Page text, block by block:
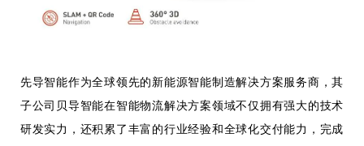
先导智能作为全球领先的新能源智能制造解决方案服务商，其
子公司贝导智能在智能物流解决方案领域不仅拥有强大的技术
研发实力，还积累了丰富的行业经验和全球化交付能力，完成